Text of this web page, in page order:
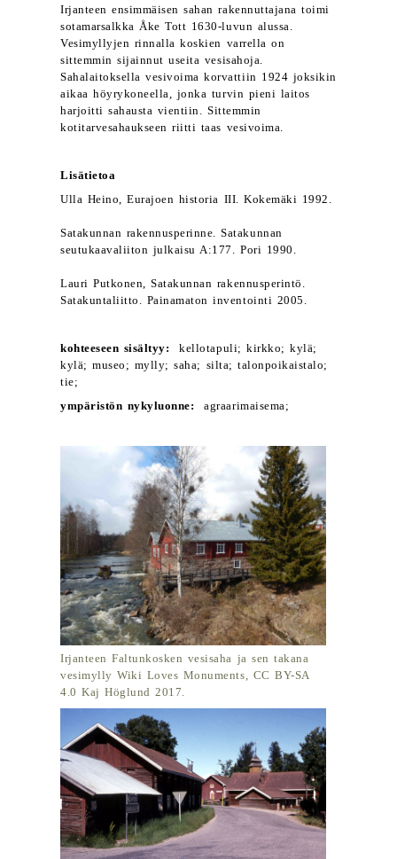
Irjanteen ensimmäisen sahan rakennuttajana toimi
sotamarsalkka Åke Tott 1630-luvun alussa.
Vesimyllyjen rinnalla koskien varrella on
sittemmin sijainnut useita vesisahoja.
Sahalaitoksella vesivoima korvattiin 1924 joksikin
aikaa höyrykoneella, jonka turvin pieni laitos
harjoitti sahausta vientiin. Sittemmin
kotitarvesahaukseen riitti taas vesivoima.
Lisätietoa
Ulla Heino, Eurajoen historia III. Kokemäki 1992.
Satakunnan rakennusperinne. Satakunnan
seutukaavaliiton julkaisu A:177. Pori 1990.
Lauri Putkonen, Satakunnan rakennusperintö.
Satakuntaliitto. Painamaton inventointi 2005.
kohteeseen sisältyy: kellotapuli; kirkko; kylä;
kylä; museo; mylly; saha; silta; talonpoikaistalo;
tie;
ympäristön nykyluonne: agraarimaisema;
Irjanteen Faltunkosken vesisaha ja sen takana
vesimylly Wiki Loves Monuments, CC BY-SA
4.0 Kaj Höglund 2017.